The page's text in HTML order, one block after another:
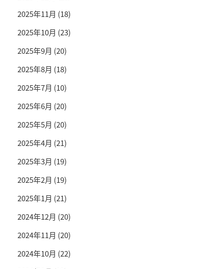
2025年11月 (18)
2025年10月 (23)
2025年9月 (20)
2025年8月 (18)
2025年7月 (10)
2025年6月 (20)
2025年5月 (20)
2025年4月 (21)
2025年3月 (19)
2025年2月 (19)
2025年1月 (21)
2024年12月 (20)
2024年11月 (20)
2024年10月 (22)